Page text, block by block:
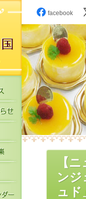
スイーツニュース
メディア登場の
開催講座
イベント参加募集
取材・レポート
パティスリーオ
facebook
【
ンジ
ュド